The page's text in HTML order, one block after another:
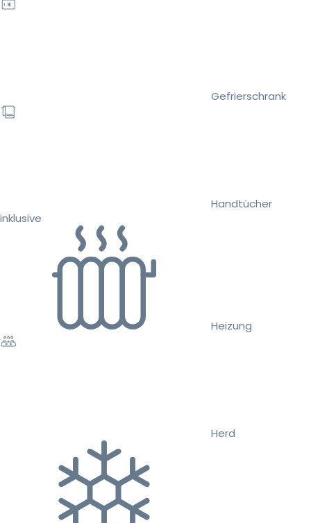
Gefrierschrank
Handtücher
inklusive
Heizung
Herd